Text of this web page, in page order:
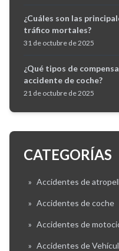
¿Cuáles son las
tráfico mortales?
31 de octubre de 2025
¿Qué tipos de
accidente de coche?
21 de octubre de 2025
CATEGORÍAS
» Accidentes de
» Accidentes de coche
» Accidentes de
» Accidentes de